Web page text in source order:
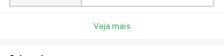
Veja mais